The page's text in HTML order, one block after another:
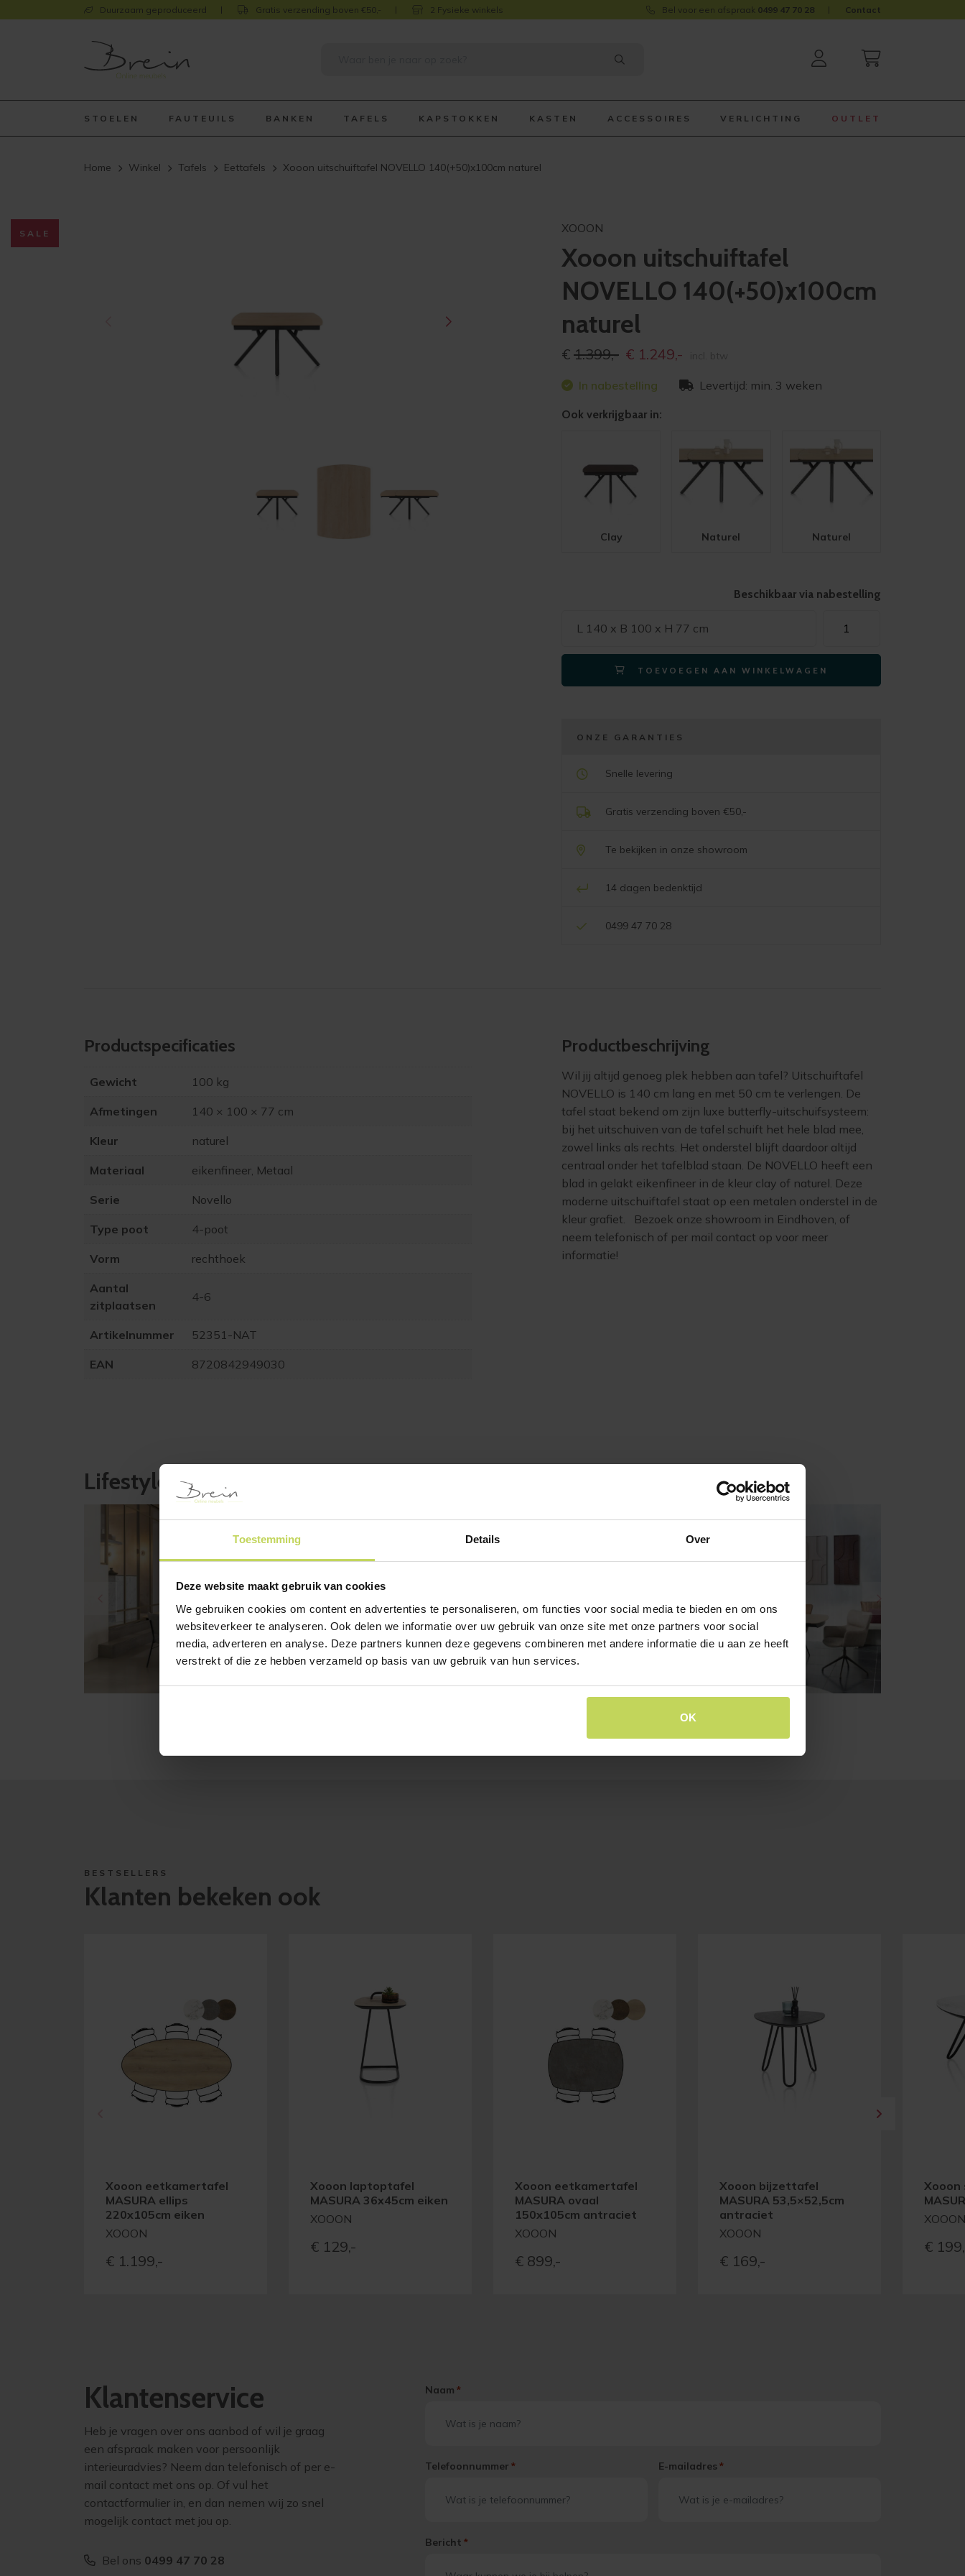
Toestemming Details Over
Deze website maakt gebruik van cookies
We gebruiken cookies om content en advertenties te personaliseren, om functies voor social media te bieden en om ons
websiteverkeer te analyseren. Ook delen we informatie over uw gebruik van onze site met onze partners voor social
media, adverteren en analyse. Deze partners kunnen deze gegevens combineren met andere informatie die u aan ze heeft
verstrekt of die ze hebben verzameld op basis van uw gebruik van hun services.
OK
Duurzaam geproduceerd Gratis verzending boven €50,- 2 Fysieke winkels Bel voor een afspraak 0499 47 70 28 Contact
STOELEN FAUTEUILS BANKEN TAFELS KAPSTOKKEN KASTEN ACCESSOIRES VERLICHTING OUTLET
Home Winkel Tafels Eettafels Xooon uitschuiftafel NOVELLO 140(+50)x100cm naturel
SALE XOOON
Xooon uitschuiftafel
NOVELLO 140(+50)x100cm
naturel
€ 1.399,- Oorspronkelijke
was:
€ 1.249,-
is:
In nabestelling Levertijd: min. 3 weken
Ook verkrijgbaar in:
Clay Naturel Naturel
Beschikbaar via nabestelling
L 140 x B 100 x H 77 cm
uitschuiftafel
NOVELLO
140(+50)x100cm
naturel
TOEVOEGEN AAN WINKELWAGEN
ONZE GARANTIES
Snelle levering
Gratis verzending boven €50,-
Te bekijken in onze showroom
14 dagen bedenktijd
0499 47 70 28
Product­specificaties
Gewicht 100 kg
Afmetingen 140 × 100 × 77 cm
Kleur naturel
Materiaal eikenfineer, Metaal
Serie Novello
Type poot 4-poot
Vorm rechthoek
Aantal
zitplaatsen
4-6
Artikelnummer 52351-NAT
EAN 8720842949030
Product­beschrijving
Wil jij altijd genoeg plek hebben aan tafel? Uitschuiftafel
NOVELLO is 140 cm lang en met 50 cm te verlengen. De
tafel staat bekend om zijn luxe butterfly-uitschuifsysteem:
bij het uitschuiven van de tafel schuift het hele blad mee,
zowel links als rechts. Het onderstel blijft daardoor altijd
centraal onder het tafelblad staan. De NOVELLO heeft een
blad in gelakt eikenfineer in de kleur clay of naturel. Deze
moderne uitschuiftafel staat op een metalen onderstel in de
kleur grafiet. Bezoek onze showroom in Eindhoven, of
neem telefonisch of per mail contact op voor meer
informatie!
Lifestyle-afbeeldingen
BESTSELLERS
Klanten bekeken ook
Xooon eetkamertafel
MASURA ellips
220x105cm eiken
XOOON
€ 1.199,-
Xooon laptoptafel
MASURA 36x45cm eiken
XOOON
€ 129,-
Xooon eetkamertafel
MASURA ovaal
150x105cm antraciet
XOOON
€ 899,-
Xooon bijzettafel
MASURA 53,5×52,5cm
antraciet
XOOON
€ 169,-
XOOON
€
Klantenservice
Heb je vragen over ons aanbod of wil je graag
een afspraak maken voor persoonlijk
interieuradvies? Neem dan telefonisch of per e-
mail contact met ons op. Of vul het
contactformulier in, en dan nemen wij zo snel
mogelijk contact met jou op.
Bel ons 0499 47 70 28
Naam *
Telefoonnummer * E-mailadres *
Bericht *